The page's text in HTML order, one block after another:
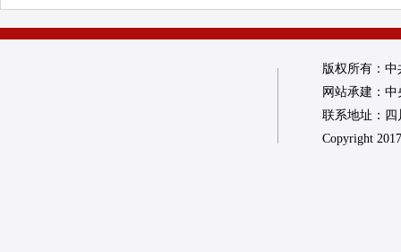
版权所有：
网站承建：
联系地址：四
Copyright